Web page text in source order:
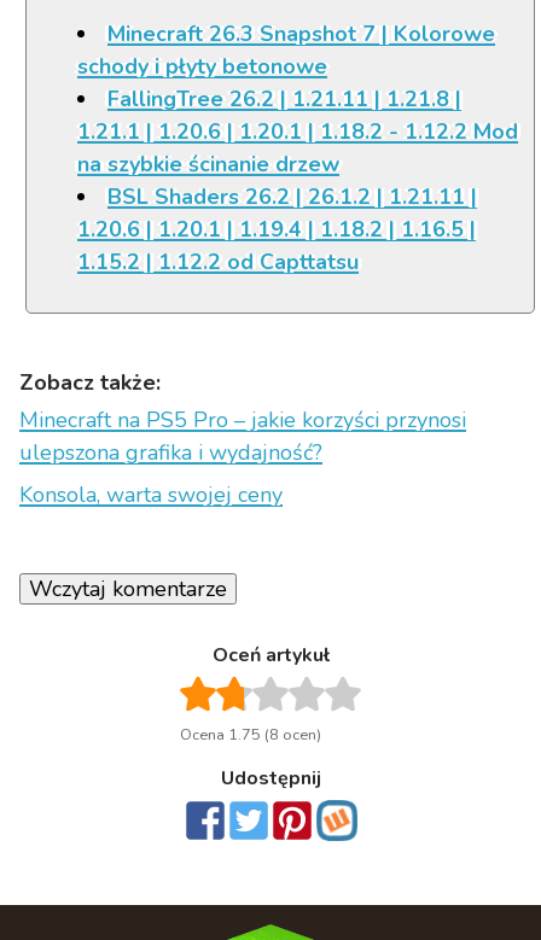
Minecraft 26.3 Snapshot 7 | Kolorowe
schody i płyty betonowe
FallingTree 26.2 | 1.21.11 | 1.21.8 |
1.21.1 | 1.20.6 | 1.20.1 | 1.18.2 - 1.12.2 Mod
na szybkie ścinanie drzew
BSL Shaders 26.2 | 26.1.2 | 1.21.11 |
1.20.6 | 1.20.1 | 1.19.4 | 1.18.2 | 1.16.5 |
1.15.2 | 1.12.2 od Capttatsu
Zobacz także:
Minecraft na PS5 Pro – jakie korzyści przynosi
ulepszona grafika i wydajność?
Konsola, warta swojej ceny
Wczytaj komentarze
Oceń artykuł
Ocena 1.75 (8 ocen)
Udostępnij